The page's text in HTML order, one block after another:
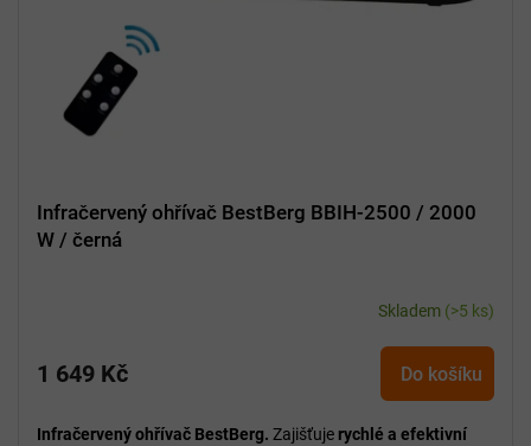
Infračervený ohřívač BestBerg BBIH-2500 / 2000
W / černá
Skladem (>5 ks)
1 649 Kč Do košíku
Infračervený ohřívač BestBerg. Zajišťuje rychlé a efektivní